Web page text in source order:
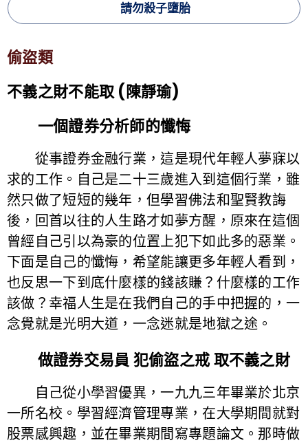
請勿殺子墮胎
偷盜類
不義之財不能取 (陳靜瑜)
一個證券分析師的懺悔
從事證券金融行業，這是現代年輕人夢寐以
求的工作。自己是二十三歲進入到這個行業，雖
然只做了短短的幾年，但學習佛法和聖賢教誨
後，回首以往的人生路才如夢方醒，原來在這個
曾經自己引以為豪的位置上犯下如此多的惡業。
下面是自己的懺悔，希望能讓更多年輕人看到，
也反思一下到底什麼樣的錢該賺？什麼樣的工作
該做？幸福人生是在我們自己的手中把握的，一
念覺就是光明大道，一念迷就是地獄之途。
做證券交易員 犯偷盜之戒 取不義之財
自己從小學習優異，一九九三年畢業於北京
一所名校。學習經濟管理專業，在大學期間就對
股票感興趣，並在畢業期間寫專題論文。那時做